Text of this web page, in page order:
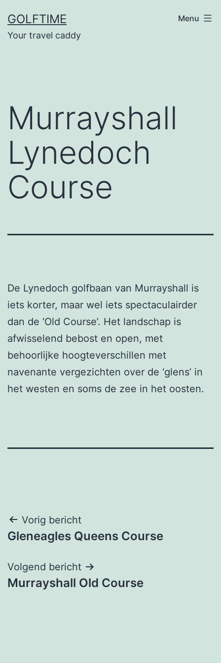
naar
de
GOLFTIME
Your travel caddy
Menu
Murrayshall
Lynedoch
Course
De Lynedoch golfbaan van Murrayshall is
iets korter, maar wel iets spectaculairder
dan de ‘Old Course’. Het landschap is
afwisselend bebost en open, met
behoorlijke hoogteverschillen met
navenante vergezichten over de ‘glens’ in
het westen en soms de zee in het oosten.
Bericht
navigatie
Vorig bericht
Gleneagles Queens Course
Volgend bericht
Murrayshall Old Course